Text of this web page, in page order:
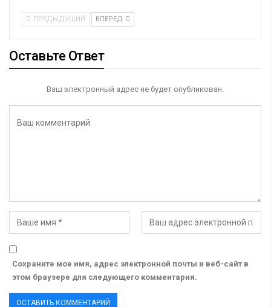
ПРЕДЫДУЩИЙ ВПЕРЕД
Оставьте Ответ
Ваш электронный адрес не будет опубликован.
Сохраните мое имя, адрес электронной почты и веб-сайт в
этом браузере для следующего комментария.